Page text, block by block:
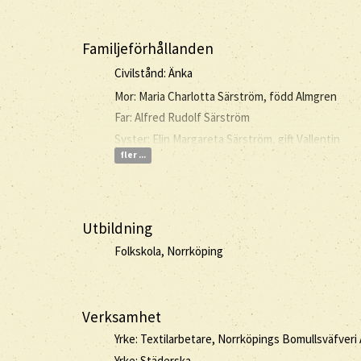
Familjeförhållanden
Civilstånd: Änka
Mor: Maria Charlotta Särström, född Almgren
Far: Alfred Rudolf Särström
Syster: Elin Margareta Särström, gift Vallentin
fler ...
Utbildning
Folkskola, Norrköping
Verksamhet
Yrke: Textilarbetare, Norrköpings Bomullsväfveri